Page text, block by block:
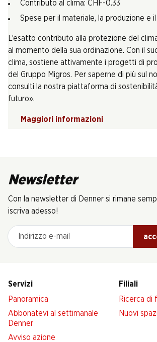
Contributo al clima: CHF-0.33
Spese per il materiale, la produzione e
L’esatto contributo alla protezione del
al momento della sua ordinazione. Con il
clima, sostiene attivamente i progetti di
del Gruppo Migros. Per saperne di più sul
consulti la nostra piattaforma di
futuro».
Maggiori informazioni
Newsletter
Con la newsletter di Denner si rimane
iscriva adesso!
Indirizzo e-mail
Servizi
Panoramica
Abbonatevi al settimanale
Denner
Avviso azione
Filiali
Ricerca di
Nuovi